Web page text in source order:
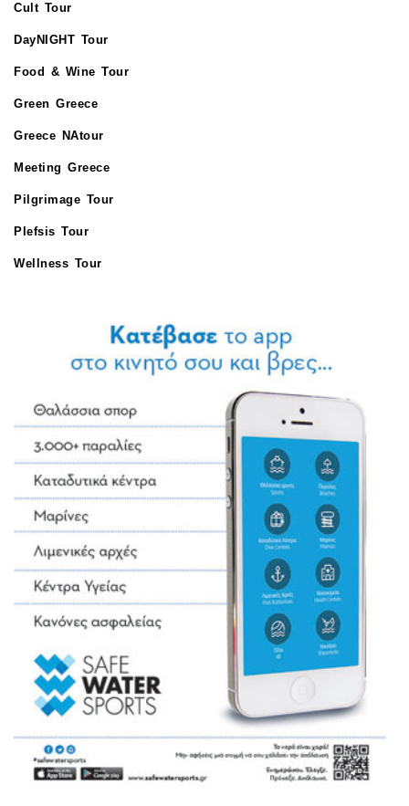
Cult Tour
DayNIGHT Tour
Food & Wine Tour
Green Greece
Greece NAtour
Meeting Greece
Pilgrimage Tour
Plefsis Tour
Wellness Tour